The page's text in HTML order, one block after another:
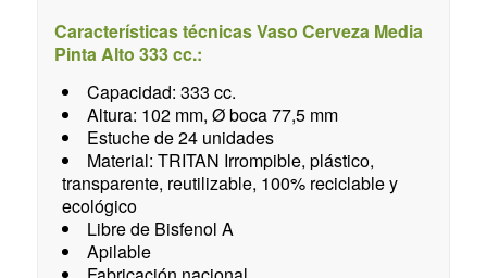
Características técnicas Vaso Cerveza Media
Pinta Alto 333 cc.:
Capacidad: 333 cc.
Altura: 102 mm, Ø boca 77,5 mm
Estuche de 24 unidades
Material: TRITAN Irrompible, plástico,
transparente, reutilizable, 100% reciclable y
ecológico
Libre de Bisfenol A
Apilable